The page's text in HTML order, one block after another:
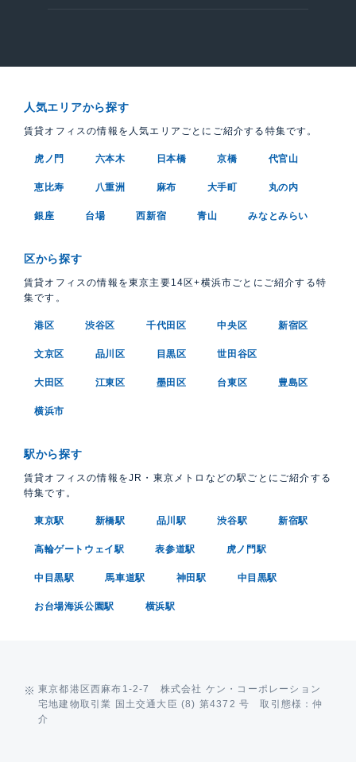
人気エリアから探す
賃貸オフィスの情報を人気エリアごとにご紹介する特集です。
虎ノ門 六本木 日本橋 京橋 代官山
恵比寿 八重洲 麻布 大手町 丸の内
銀座 台場 西新宿 青山 みなとみらい
区から探す
賃貸オフィスの情報を東京主要14区+横浜市ごとにご紹介する特
集です。
港区 渋谷区 千代田区 中央区 新宿区
文京区 品川区 目黒区 世田谷区
大田区 江東区 墨田区 台東区 豊島区
横浜市
駅から探す
賃貸オフィスの情報をJR・東京メトロなどの駅ごとにご紹介する
特集です。
東京駅 新橋駅 品川駅 渋谷駅 新宿駅
高輪ゲートウェイ駅 表参道駅 虎ノ門駅
中目黒駅 馬車道駅 神田駅 中目黒駅
お台場海浜公園駅 横浜駅
東京都港区西麻布1-2-7 株式会社 ケン・コーポレーション
宅地建物取引業 国土交通大臣 (8) 第4372 号 取引態様：仲
介